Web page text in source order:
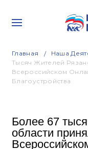
Главная Наша
Тысяч Жителей
Всероссийском
Благоустройства
Более 67
области